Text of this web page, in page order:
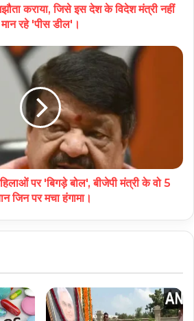
कराया, जिसे इस देश के विदेश मंत्री नहीं
मान रहे 'पीस डील'।
पर 'बिगड़े बोल', बीजेपी मंत्री के वो 5
जिन पर मचा हंगामा।